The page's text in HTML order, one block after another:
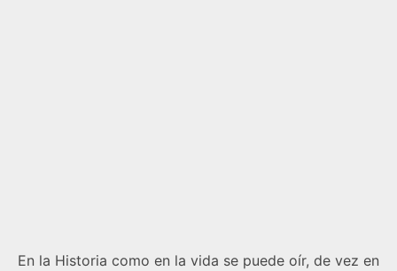
En la Historia como en la vida se puede oír, de vez en